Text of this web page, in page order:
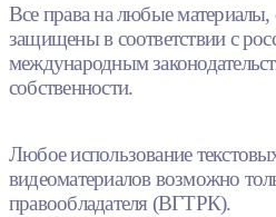
Все права на любые материалы,
защищены в соответствии с
международным
собственности.
Любое использование
видеоматериалов возможно
правообладателя (ВГТРК).